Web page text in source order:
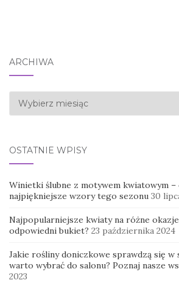
ARCHIWA
Archiwa
OSTATNIE WPISY
Winietki ślubne z motywem kwiatowym
najpiękniejsze wzory tego sezonu 30
Najpopularniejsze kwiaty na różne
odpowiedni bukiet? 23 października 2024
Jakie rośliny doniczkowe sprawdzą się w
warto wybrać do salonu? Poznaj nasze
2023